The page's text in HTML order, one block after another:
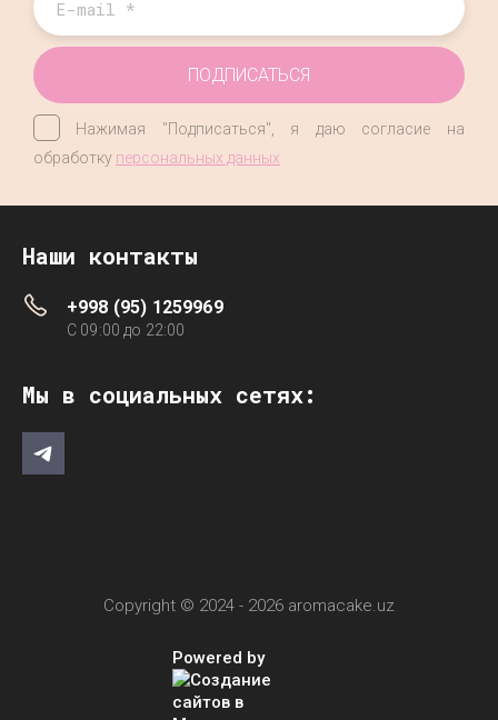
Нажимая "Подписаться", я даю согласие на
обработку персональных данных
ПОДПИСАТЬСЯ
Наши контакты
+998 (95) 1259969
C 09:00 до 22:00
Мы в социальных сетях:
Copyright © 2024 - 2026 aromacake.uz
Powered by